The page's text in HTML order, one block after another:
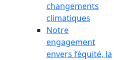
changements
climatiques
Notre
engagement
envers l’équité, la